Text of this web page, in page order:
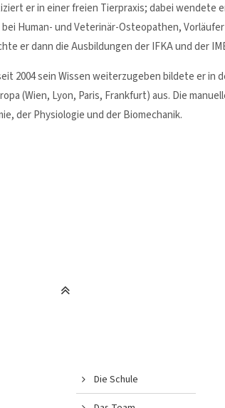
er in einer freien Tierpraxis; dabei wendete
Human- und Veterinär-Osteopathen,
er dann die Ausbildungen der IFKA und der
2004 sein Wissen weiterzugeben bildete er in
(Wien, Lyon, Paris, Frankfurt) aus. Die
der Physiologie und der Biomechanik.
Die Schule